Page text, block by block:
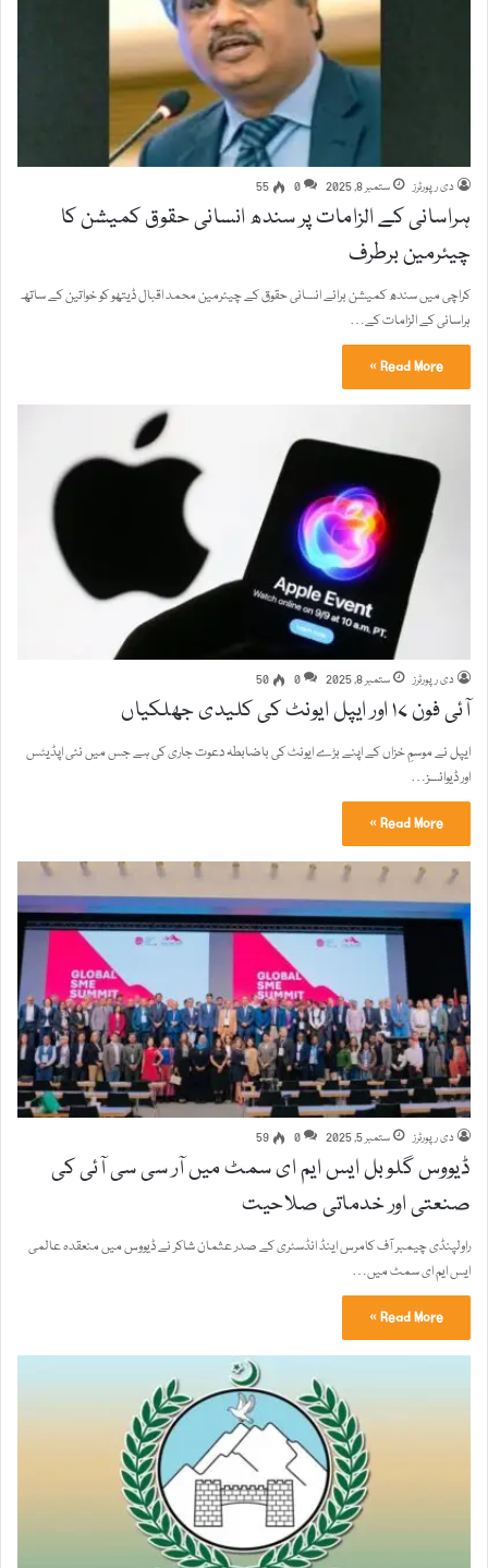
دی رپورٹرز ستمبر 8, 2025 0
55
ہراسانی کے الزامات پر سندھ انسانی حقوق کمیشن کا
چیئرمین برطرف
کراچی میں سندھ کمیشن برائے انسانی حقوق کے چیئرمین محمد اقبال ڈیتھو کو خواتین کے ساتھ
ہراسانی کے الزامات کے…
Read More »
دی رپورٹرز ستمبر 8, 2025 0
50
آئی فون ۱۷ اور ایپل ایونٹ کی کلیدی جھلکیاں
ایپل نے موسمِ خزاں کے اپنے بڑے ایونٹ کی باضابطہ دعوت جاری کی ہے جس میں نئی اپڈیٹس
اور ڈیوائسز…
Read More »
دی رپورٹرز ستمبر 5, 2025 0
59
ڈیووس گلوبل ایس ایم ای سمٹ میں آر سی سی آئی کی
صنعتی اور خدماتی صلاحیت
راولپنڈی چیمبر آف کامرس اینڈ انڈسٹری کے صدر عثمان شاکر نے ڈیووس میں منعقدہ عالمی
ایس ایم ای سمٹ میں…
Read More »